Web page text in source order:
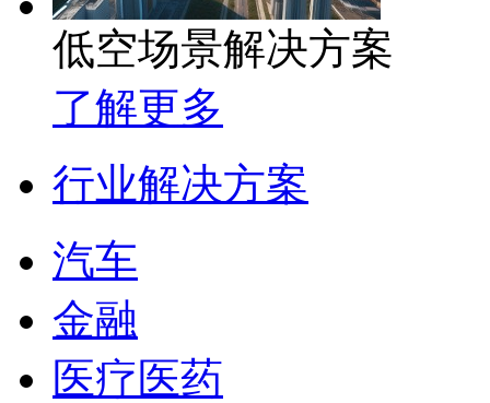
低空场景解决方案
了解更多
行业解决方案
汽车
金融
医疗医药